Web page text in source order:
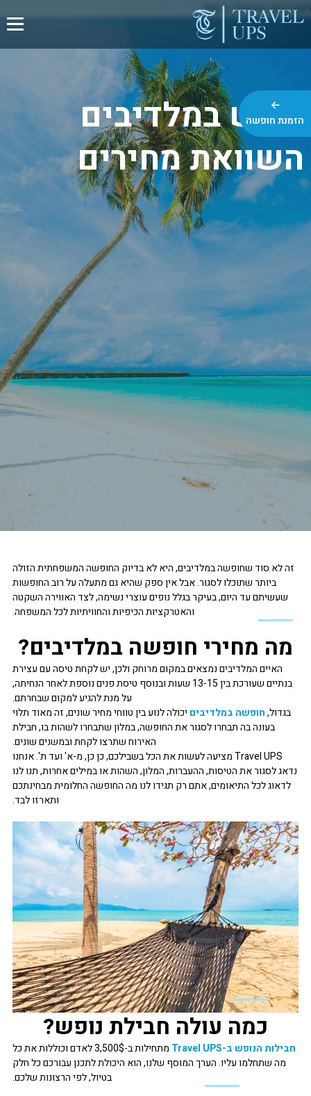
https://travel-ups.com
נופש במלדיבים
השוואת מחירים
זה לא סוד שחופשה במלדיבים, היא לא בדיוק החופשה המשפחתית הזולה
ביותר שתוכלו לסגור. אבל אין ספק שהיא גם מתעלה על רוב החופשות
שעשיתם עד היום, בעיקר בגלל נופים עוצרי נשימה, לצד האווירה השקטה
והאטרקציות הכיפיות והחוויתיות לכל המשפחה.
מה מחירי חופשה במלדיבים?
האיים המלדיבים נמצאים במקום מרוחק ולכן, יש לקחת טיסה עם עצירת
בנתיים שעורכת בין 13-15 שעות ובנוסף טיסת פנים נוספת לאחר הנחיתה,
על מנת להגיע למקום שבחרתם.
בגדול,חופשה במלדיבים יכולה לנוע בין טווחי מחיר שונים, זה מאוד תלוי
בעונה בה תבחרו לסגור את החופשה, במלון שתבחרו לשהות בו, חבילת
האירוח שתרצו לקחת ובמשנים שונים.
Travel UPS מציעה לעשות את הכל בשבילכם, כן כן, מ-א' ועד ת'. אנחנו
נדאג לסגור את הטיסות, ההעברות, המלון, השהות או במילים אחרות, תנו לנו
לדאוג לכל התיאומים, אתם רק תגידו לנו מה החופשה החלומית מבחינתכם
ותארזו לבד.
כמה עולה חבילת נופש?
חבילות הנופש ב-Travel UPS
מתחילות ב-3,500$ לאדם וכוללות את כל
מה שתחלמו עליו. הערך המוסף שלנו, הוא היכולת לתכנן עבורכם כל חלק
בטיול, לפי הרצונות שלכם.
הזמנת חופשה